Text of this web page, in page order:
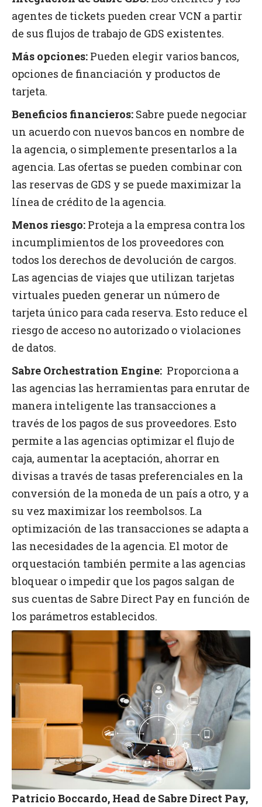
agentes de tickets pueden crear VCN a partir
de sus flujos de trabajo de GDS existentes.
Más opciones: Pueden elegir varios bancos,
opciones de financiación y productos de
tarjeta.
Beneficios financieros: Sabre puede negociar
un acuerdo con nuevos bancos en nombre de
la agencia, o simplemente presentarlos a la
agencia. Las ofertas se pueden combinar con
las reservas de GDS y se puede maximizar la
línea de crédito de la agencia.
Menos riesgo: Proteja a la empresa contra los
incumplimientos de los proveedores con
todos los derechos de devolución de cargos.
Las agencias de viajes que utilizan tarjetas
virtuales pueden generar un número de
tarjeta único para cada reserva. Esto reduce el
riesgo de acceso no autorizado o violaciones
de datos.
Sabre Orchestration Engine: Proporciona a
las agencias las herramientas para enrutar de
manera inteligente las transacciones a
través de los pagos de sus proveedores. Esto
permite a las agencias optimizar el flujo de
caja, aumentar la aceptación, ahorrar en
divisas a través de tasas preferenciales en la
conversión de la moneda de un país a otro, y a
su vez maximizar los reembolsos. La
optimización de las transacciones se adapta a
las necesidades de la agencia. El motor de
orquestación también permite a las agencias
bloquear o impedir que los pagos salgan de
sus cuentas de Sabre Direct Pay en función de
los parámetros establecidos.
Patricio Boccardo, Head de Sabre Direct Pay,